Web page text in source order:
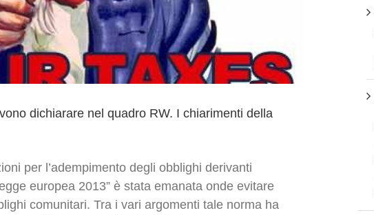
dichiarare nel quadro RW. I chiarimenti della
per l’adempimento degli obblighi derivanti
europea 2013” è stata emanata onde evitare
comunitari. Tra i vari argomenti tale norma ha